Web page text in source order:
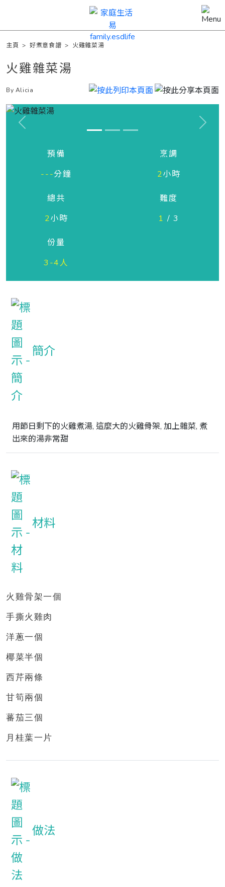
主頁 >好煮意食譜 > 火雞雜菜湯
火雞雜菜湯
By Alicia
Previous Next
預備
---分鐘
烹調
2小時
總共
2小時
難度
1 / 3
份量
3-4人
簡介
用節日剩下的火雞煮湯, 這麼大的火雞骨架, 加上雜菜, 煮
出來的湯非常甜
材料
火雞骨架一個
手撕火雞肉
洋蔥一個
椰菜半個
西芹兩條
甘筍兩個
蕃茄三個
月桂葉一片
做法